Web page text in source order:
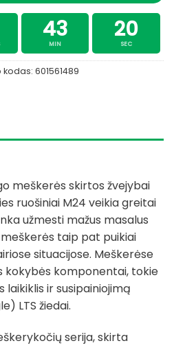
43
MIN
20
SEC
kodas: 601561489
meškerės skirtos žvejybai
ruošiniai M24 veikia greitai
užmesti mažus masalus
taip pat puikiai
situacijose. Meškerėse
kokybės komponentai, tokie
ir susipainiojimą
LTS žiedai.
serija, skirta